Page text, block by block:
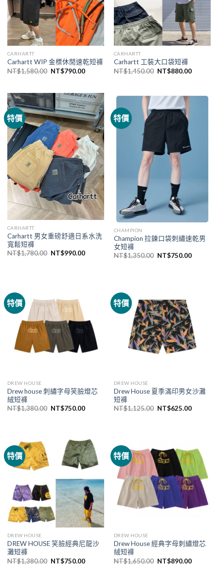
CARHARTT
Carhartt WIP 金標休閒速乾短褲
NT$1,580.00 NT$790.00
CARHARTT
Carhartt 工裝大口袋短褲
NT$1,450.00 NT$880.00
特價
CARHARTT
Carhartt 男女重磅舒適日系水洗
寬鬆短褲
NT$1,780.00 NT$990.00
特價
CHAMPION
Champion 拉鍊口袋刺繡速乾男
女短褲
NT$1,350.00 NT$750.00
特價
DREW HOUSE
Drew house 刺繡字母笑臉燈芯
絨短褲
NT$1,380.00 NT$750.00
特價
DREW HOUSE
Drew House 夏季滿印男女沙灘
短褲
NT$1,125.00 NT$625.00
特價
DREW HOUSE
DREW HOUSE 笑臉經典尼龍沙
灘短褲
NT$1,380.00 NT$750.00
特價
DREW HOUSE
Drew House 經典字母刺繡燈芯
絨短褲
NT$1,650.00 NT$890.00